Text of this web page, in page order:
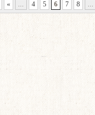
« ... 4 5 6 7 8 ...